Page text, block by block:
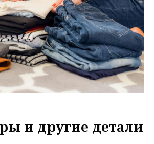
и другие детали